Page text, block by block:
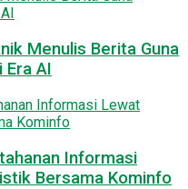
Menulis Berita Guna
Era AI
Informasi
Bersama Kominfo